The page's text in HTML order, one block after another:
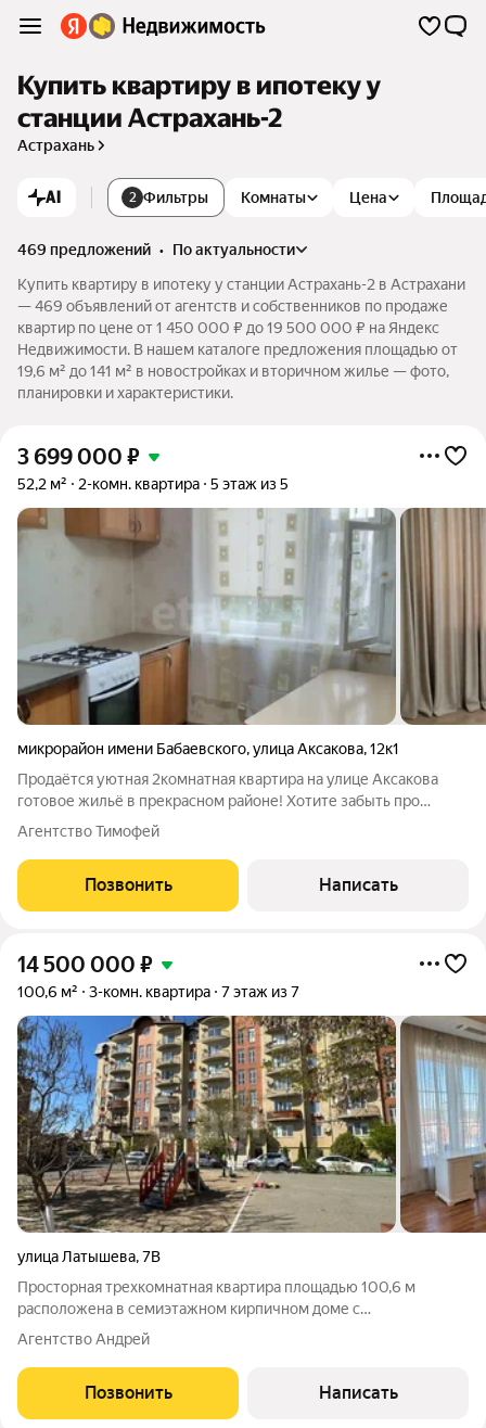
Купить квартиру в ипотеку у
станции Астрахань-2
Астрахань
AI 2 Фильтры Комнаты Цена
469 предложений •
по актуальности
Купить квартиру в ипотеку у станции Астрахань-2 в Астрахани
— 469 объявлений от агентств и собственников по продаже
квартир по цене от 1 450 000 ₽ до 19 500 000 ₽ на Яндекс
Недвижимости. В нашем каталоге предложения площадью от
19,6 м² до 141 м² в новостройках и вторичном жилье — фото,
планировки и характеристики.
3 699 000 ₽
52,2 м² 2-комн. квартира 5 этаж из 5
микрорайон имени Бабаевского,улица Аксакова,12к1
Продаётся уютная 2комнатная квартира на улице Аксакова
готовое жильё в прекрасном районе! Хотите забыть про
ремонт, покупку мебели и долгие поиски «того самого»
варианта? Эта квартира готовое решение для комфортной
жизни. Никаких вложений просто
Агентство Тимофей
Позвонить Написать
14 500 000 ₽
100,6 м² 3-комн. квартира 7 этаж из 7
улица Латышева,7В
Просторная трехкомнатная квартира площадью 100,6 м
расположена в семиэтажном кирпичном доме с
индивидуальным отоплением, что обеспечивает комфортный
микроклимат и независимость от сезонных отключений.
Толщина стен 60 см гарантирует отличную тепло- и
Агентство Андрей
Позвонить Написать